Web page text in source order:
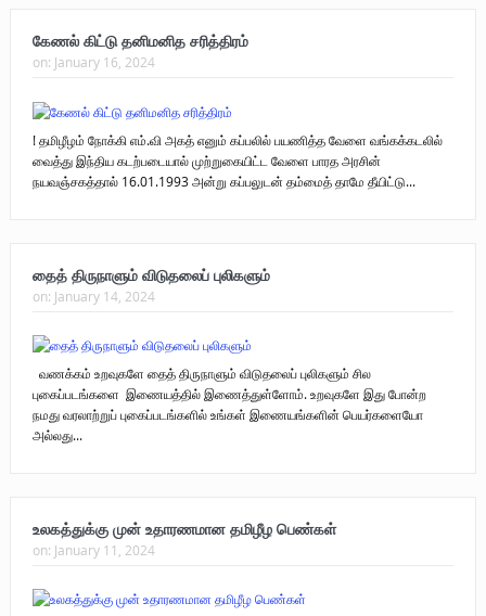
கேணல் கிட்டு தனிமனித சரித்திரம்
on: January 16, 2024
! தமிழீழம் நோக்கி எம்.வி அகத் எனும் கப்பலில் பயணித்த வேளை வங்கக்கடலில்
வைத்து இந்திய கடற்படையால் முற்றுகையிட்ட வேளை பாரத அரசின்
நயவஞ்சகத்தால் 16.01.1993 அன்று கப்பலுடன் தம்மைத் தாமே தீயிட்டு...
தைத் திருநாளும் விடுதலைப் புலிகளும்
on: January 14, 2024
வணக்கம் உறவுகளே தைத் திருநாளும் விடுதலைப் புலிகளும் சில
புகைப்படங்களை இணையத்தில் இணைத்துள்ளோம். உறவுகளே இது போன்ற
நமது வரலாற்றுப் புகைப்படங்களில் உங்கள் இணையங்களின் பெயர்களையோ
அல்லது...
உலகத்துக்கு முன் உதாரணமான தமிழீழ பெண்கள்
on: January 11, 2024